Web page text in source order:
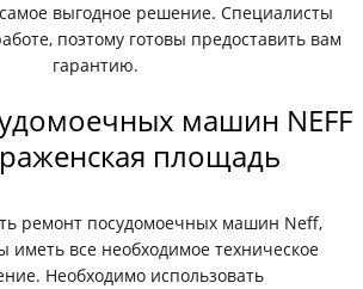
выгодное решение. Специалисты
поэтому готовы предоставить вам
гарантию.
машин NEFF
площадь
ремонт посудомоечных машин Neff,
иметь все необходимое техническое
Необходимо использовать